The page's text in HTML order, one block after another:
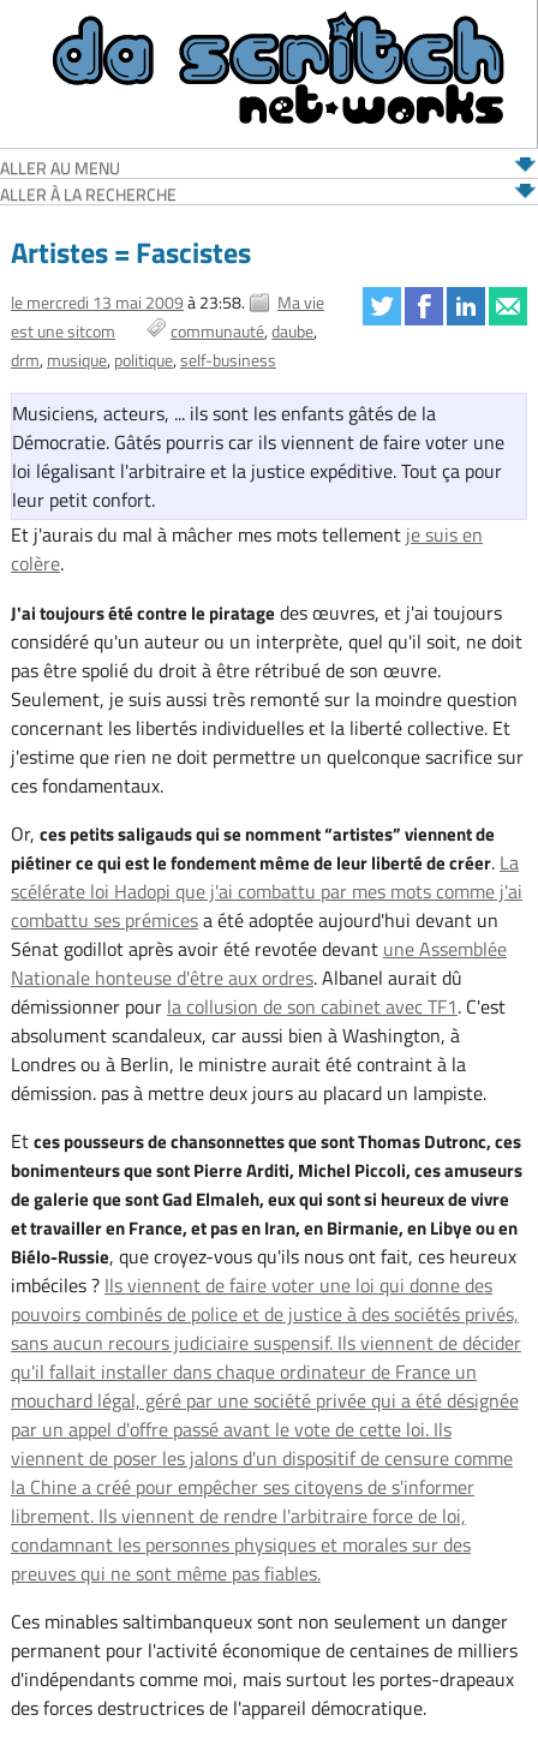
ALLER AU MENU
ALLER À LA RECHERCHE
Artistes = Fascistes
le mercredi 13 mai 2009à 23:58.
Ma vie
est une sitcom
communauté daube
drm musique politique self-business
Musiciens, acteurs, ... ils sont les enfants gâtés de la
Démocratie. Gâtés pourris car ils viennent de faire voter une
loi légalisant l'arbitraire et la justice expéditive. Tout ça pour
leur petit confort.
Et j'aurais du mal à mâcher mes mots tellement je suis en
colère.
J'ai toujours été contre le piratage des œuvres, et j'ai toujours
considéré qu'un auteur ou un interprète, quel qu'il soit, ne doit
pas être spolié du droit à être rétribué de son œuvre.
Seulement, je suis aussi très remonté sur la moindre question
concernant les libertés individuelles et la liberté collective. Et
j'estime que rien ne doit permettre un quelconque sacrifice sur
ces fondamentaux.
Or, ces petits saligauds qui se nomment “artistes” viennent de
piétiner ce qui est le fondement même de leur liberté de créer. La
scélérate loi Hadopi que j'ai combattu par mes mots comme j'ai
combattu ses prémicesa été adoptée aujourd'hui devant un
Sénat godillot après avoir été revotée devant une Assemblée
Nationale honteuse d'être aux ordres. Albanel aurait dû
démissionner pour la collusion de son cabinet avec TF1. C'est
absolument scandaleux, car aussi bien à Washington, à
Londres ou à Berlin, le ministre aurait été contraint à la
démission. pas à mettre deux jours au placard un lampiste.
Etces pousseurs de chansonnettes que sont Thomas Dutronc, ces
bonimenteurs que sont Pierre Arditi, Michel Piccoli, ces amuseurs
de galerie que sont Gad Elmaleh, eux qui sont si heureux de vivre
et travailler en France, et pas en Iran, en Birmanie, en Libye ou en
Biélo-Russie, que croyez-vous qu'ils nous ont fait, ces heureux
imbéciles ? Ils viennent de faire voter une loi qui donne des
pouvoirs combinés de police et de justice à des sociétés privés,
sans aucun recours judiciaire suspensif. Ils viennent de décider
qu'il fallait installer dans chaque ordinateur de France un
mouchard légal, géré par une société privée qui a été désignée
par un appel d'offre passé avant le vote de cette loi. Ils
viennent de poser les jalons d'un dispositif de censure comme
la Chine a créé pour empêcher ses citoyens de s'informer
librement. Ils viennent de rendre l'arbitraire force de loi,
condamnant les personnes physiques et morales sur des
preuves qui ne sont même pas fiables.
Ces minables saltimbanqueux sont non seulement un danger
permanent pour l'activité économique de centaines de milliers
d'indépendants comme moi, mais surtout les portes-drapeaux
des forces destructrices de l'appareil démocratique.